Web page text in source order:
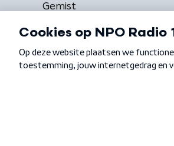
Gemist
Algemene voorwaarden